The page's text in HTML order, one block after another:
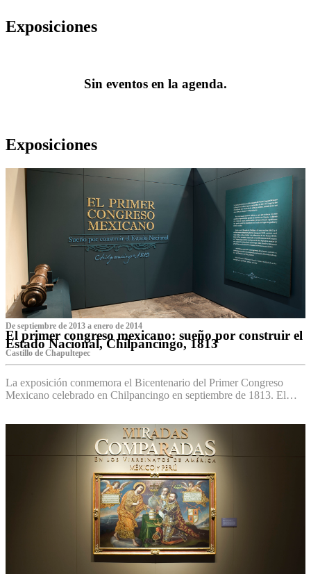
Exposiciones
Sin eventos en la agenda.
Exposiciones
De septiembre de 2013 a enero de 2014
El primer congreso mexicano: sueño por construir el
Estado Nacional, Chilpancingo, 1813
Castillo de Chapultepec
La exposición conmemora el Bicentenario del Primer Congreso
Mexicano celebrado en Chilpancingo en septiembre de 1813. El…